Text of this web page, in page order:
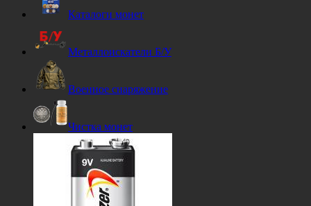
Каталоги монет
Металлоискатели Б/У
Военное снаряжение
Чистка монет